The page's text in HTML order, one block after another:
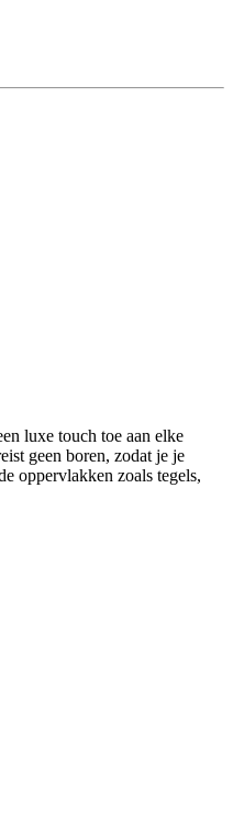
luxe touch toe aan elke
geen boren, zodat je je
oppervlakken zoals tegels,